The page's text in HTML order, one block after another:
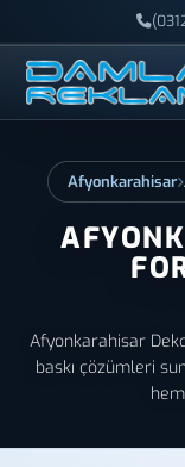
Afyonkarahisar
Afyonkarahisar
baskı çözümleri